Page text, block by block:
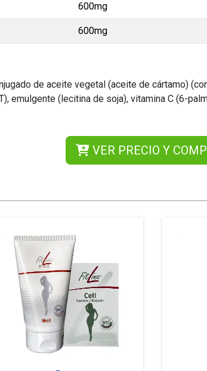
600mg
600mg
de aceite vegetal (aceite de cártamo)
emulgente (lecitina de soja), vitamina C (6-
VER PRECIO Y